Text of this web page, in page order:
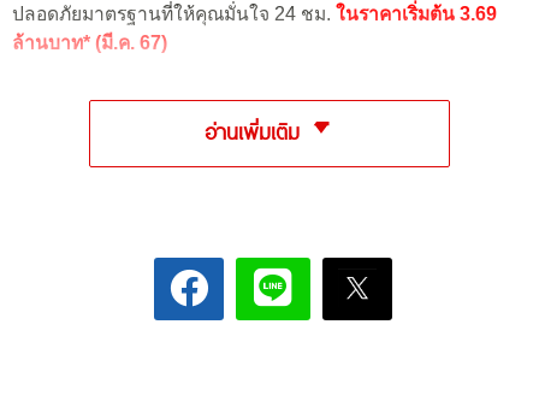
ปลอดภัยมาตรฐานที่ให้คุณมั่นใจ 24 ชม. ในราคาเริ่มต้น 3.69
ล้านบาท* (มี.ค. 67)
อ่านเพิ่มเติม